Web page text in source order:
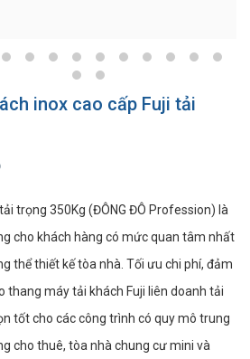
inox cao cấp Fuji tải
trọng 350Kg (ĐÔNG ĐÔ Profession) là
cho khách hàng có mức quan tâm nhất
thể thiết kế tòa nhà. Tối ưu chi phí, đảm
thang máy tải khách Fuji liên doanh tải
tốt cho các công trình có quy mô trung
cho thuê, tòa nhà chung cư mini và